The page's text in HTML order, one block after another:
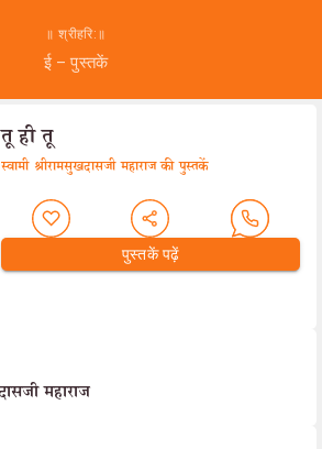
॥ श्रीहरि:॥
ई – पुस्तकें
तू ही तू
स्वामी श्रीरामसुखदासजी महाराज की पुस्तकें
पुस्तकें पढ़ें
महाराज